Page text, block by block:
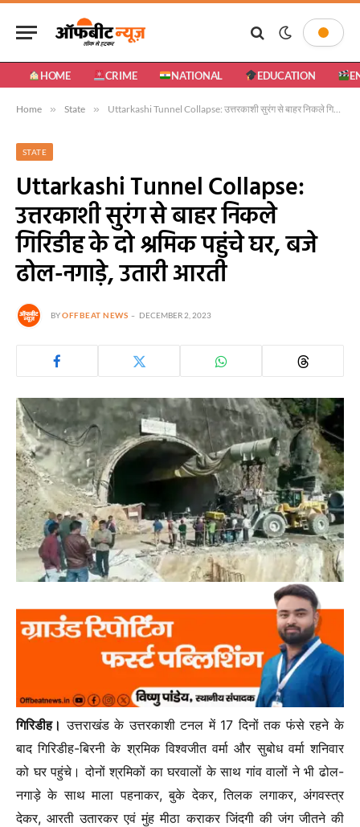
HOME CRIME NATIONAL EDUCATION
Home » State » Uttarkashi Tunnel Collapse: उत्तरकाशी सुरंग से बाहर निकले गिरिडीह के दो श्रमिक पहुंचे घर, बजे ढोल-नगाड़े, उतारी आरती
STATE
Uttarkashi Tunnel Collapse:
उत्तरकाशी सुरंग से बाहर निकले
गिरिडीह के दो श्रमिक पहुंचे घर, बजे
ढोल-नगाड़े, उतारी आरती
BYOFFBEAT NEWS DECEMBER 2, 2023
गिरिडीह। उत्तराखंड के उत्तरकाशी टनल में 17 दिनों तक फंसे रहने के
बाद गिरिडीह-बिरनी के श्रमिक विश्वजीत वर्मा और सुबोध वर्मा शनिवार
को घर पहुंचे। दोनों श्रमिकों का घरवालों के साथ गांव वालों ने भी ढोल-
नगाड़े के साथ माला पहनाकर, बुके देकर, तिलक लगाकर, अंगवस्त्र
देकर, आरती उतारकर एवं मुंह मीठा कराकर जिंदगी की जंग जीतने की